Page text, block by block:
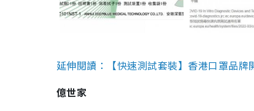
延伸閱讀：【快速測試套裝】香港口罩品
億世家